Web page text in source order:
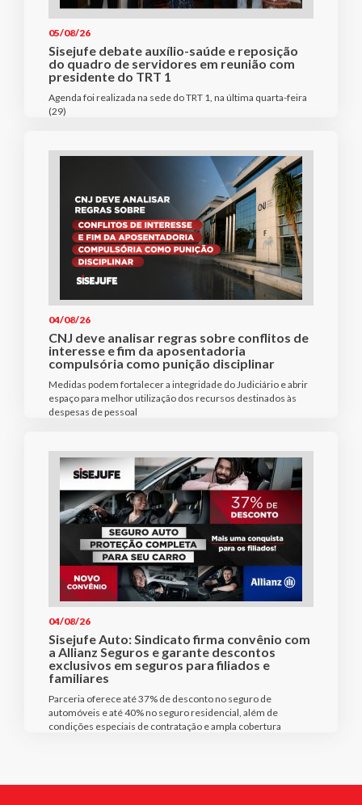
05/08/26
Sisejufe debate auxílio-saúde e reposição
do quadro de servidores em reunião com
presidente do TRT 1
Agenda foi realizada na sede do TRT 1, na última quarta-feira
(29)
04/08/26
CNJ deve analisar regras sobre conflitos de
interesse e fim da aposentadoria
compulsória como punição disciplinar
Medidas podem fortalecer a integridade do Judiciário e abrir
espaço para melhor utilização dos recursos destinados às
despesas de pessoal
04/08/26
Sisejufe Auto: Sindicato firma convênio com
a Allianz Seguros e garante descontos
exclusivos em seguros para filiados e
familiares
Parceria oferece até 37% de desconto no seguro de
automóveis e até 40% no seguro residencial, além de
condições especiais de contratação e ampla cobertura